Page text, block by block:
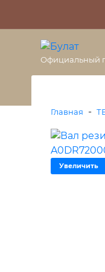
+7 (495) 477-56-
Официальный
Главная -
Увеличить